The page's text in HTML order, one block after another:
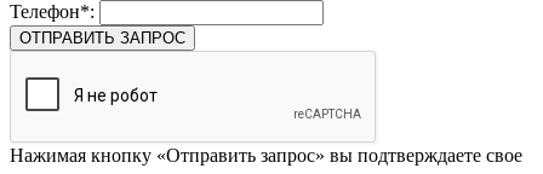
Телефон*:
ОТПРАВИТЬ ЗАПРОС
Нажимая кнопку «Отправить запрос» вы подтверждаете свое